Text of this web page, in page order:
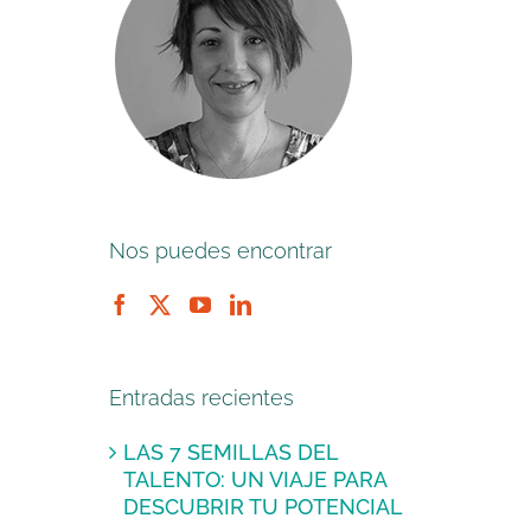
Nos puedes encontrar
Entradas recientes
LAS 7 SEMILLAS DEL
TALENTO: UN VIAJE PARA
DESCUBRIR TU POTENCIAL